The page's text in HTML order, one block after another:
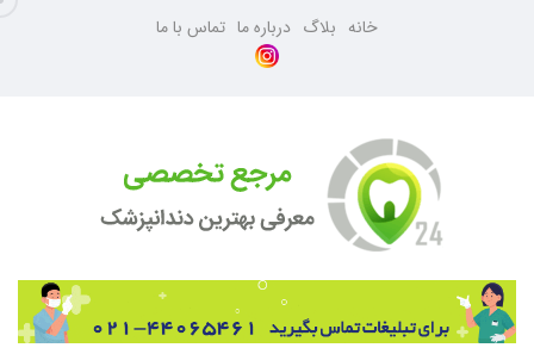
خانه بلاگ درباره ما تماس با ما